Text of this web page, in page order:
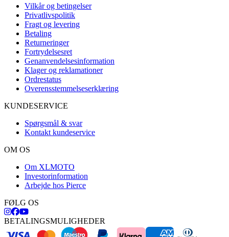
Vilkår og betingelser
Privatlivspolitik
Fragt og levering
Betaling
Returneringer
Fortrydelsesret
Genanvendelsesinformation
Klager og reklamationer
Ordrestatus
Overensstemmelseserklæring
KUNDESERVICE
Spørgsmål & svar
Kontakt kundeservice
OM OS
Om XLMOTO
Investorinformation
Arbejde hos Pierce
FØLG OS
BETALINGSMULIGHEDER